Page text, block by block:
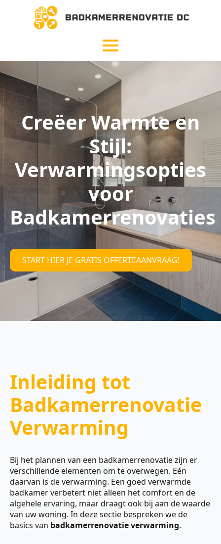
Creëer Warmte en
Stijl:
Verwarmingsopties
voor
Badkamerrenovaties
START HIER JE GRATIS OFFERTEAANVRAAG!
Inleiding tot
Badkamerrenovatie
Verwarming
Bij het plannen van een badkamerrenovatie zijn er
verschillende elementen om te overwegen. Eén
daarvan is de verwarming. Een goed verwarmde
badkamer verbetert niet alleen het comfort en de
algehele ervaring, maar draagt ook bij aan de waarde
van uw woning. In deze sectie bespreken we de
basics van badkamerrenovatie verwarming.